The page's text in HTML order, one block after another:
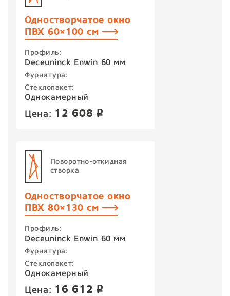
Одностворчатое окно
ПВХ 60×100 см
Профиль:
Deceuninck Enwin 60 мм
Фурнитура:
Стеклопакет:
Однокамерный
Цена: 12 608 p
Поворотно-откидная
створка
Одностворчатое окно
ПВХ 80×130 см
Профиль:
Deceuninck Enwin 60 мм
Фурнитура:
Стеклопакет:
Однокамерный
Цена: 16 612 p